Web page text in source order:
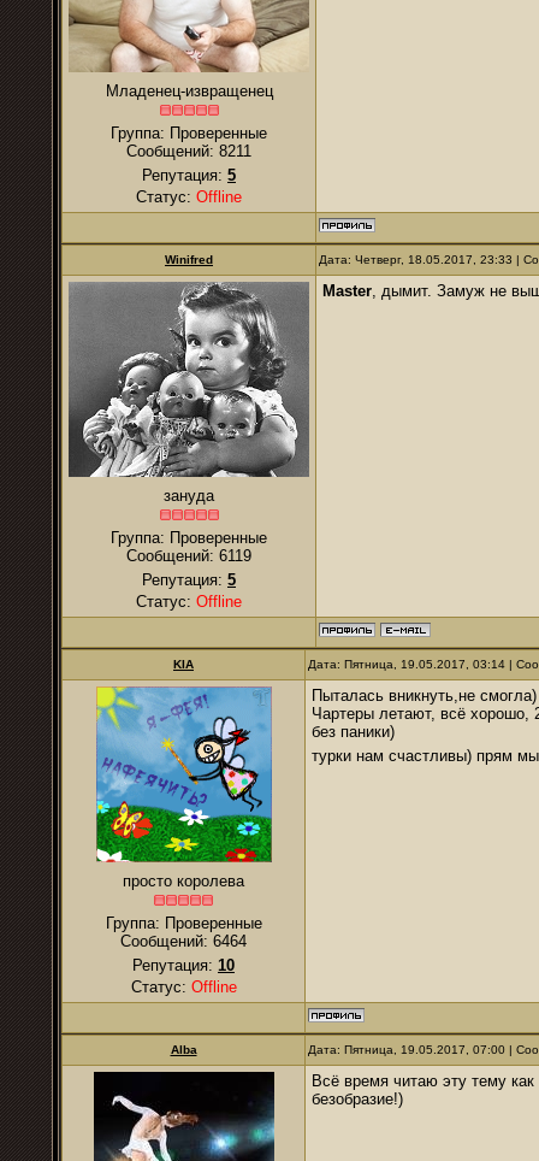
Младенец-извращенец
Группа: Проверенные
Сообщений: 8211
Репутация: 5
Статус: Offline
Winifred Дата: Четверг, 18.05.2017, 23:33 |
зануда
Группа: Проверенные
Сообщений: 6119
Репутация: 5
Статус: Offline
Master, дымит. Замуж не
KIA Дата: Пятница, 19.05.2017, 03:14 |
просто королева
Группа: Проверенные
Сообщений: 6464
Репутация: 10
Статус: Offline
Пыталась вникнуть,не смогла)
Чартеры летают, всё хорошо,
без паники)
турки нам счастливы) прям
Alba Дата: Пятница, 19.05.2017, 07:00 |
Всё время читаю эту тему
безобразие!)